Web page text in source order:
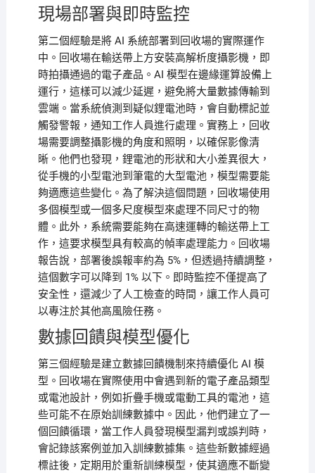
現場部署與即時監控
第二個經驗是將 AI 系統部署到回收場的實際運作
中。回收場在輸送帶上方安裝高解析度攝影機，即
時拍攝通過的電子產品。AI 模型在邊緣運算設備上
運行，這樣可以減少延遲，避免將大量數據傳輸到
雲端。當系統偵測到疑似鋰電池時，會自動標記並
觸發警報，通知工作人員進行處理。實務上，回收
場需要調整攝影機的角度和照明，以確保影像清
晰。他們也發現，鋰電池的形狀和大小差異很大，
從手機的小型電池到筆電的大型電池，模型需要能
夠適應這些變化。為了解決這個問題，回收場使用
多個模型或一個多尺度模型來處理不同尺寸的物
體。此外，系統需要能夠在高速運轉的輸送帶上工
作，這要求模型具有較高的幀率處理能力。回收場
報告說，部署後誤報率約為 5%，但透過持續調整，
這個數字可以降到 1% 以下。即時監控不僅提高了
安全性，還減少了人工檢查的時間，讓工作人員可
以專注於其他高風險任務。
數據回饋與模型優化
第三個經驗是建立數據回饋機制來持續優化 AI 模
型。回收場在實際使用中會遇到新的電子產品類型
或電池設計，例如折疊手機或電動工具的電池，這
些可能不在原始訓練數據中。因此，他們建立了一
個回饋循環，當工作人員發現模型漏判或誤判時，
會記錄該案例並加入訓練數據集。這些新數據經過
標註後，定期用於重新訓練模型，使其適應不斷變